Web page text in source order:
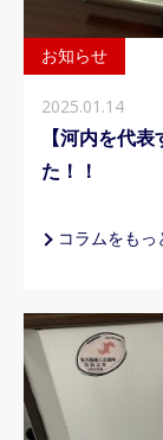
お知らせ
2025.01.14
【河内を代
た！！
コラムをもっ